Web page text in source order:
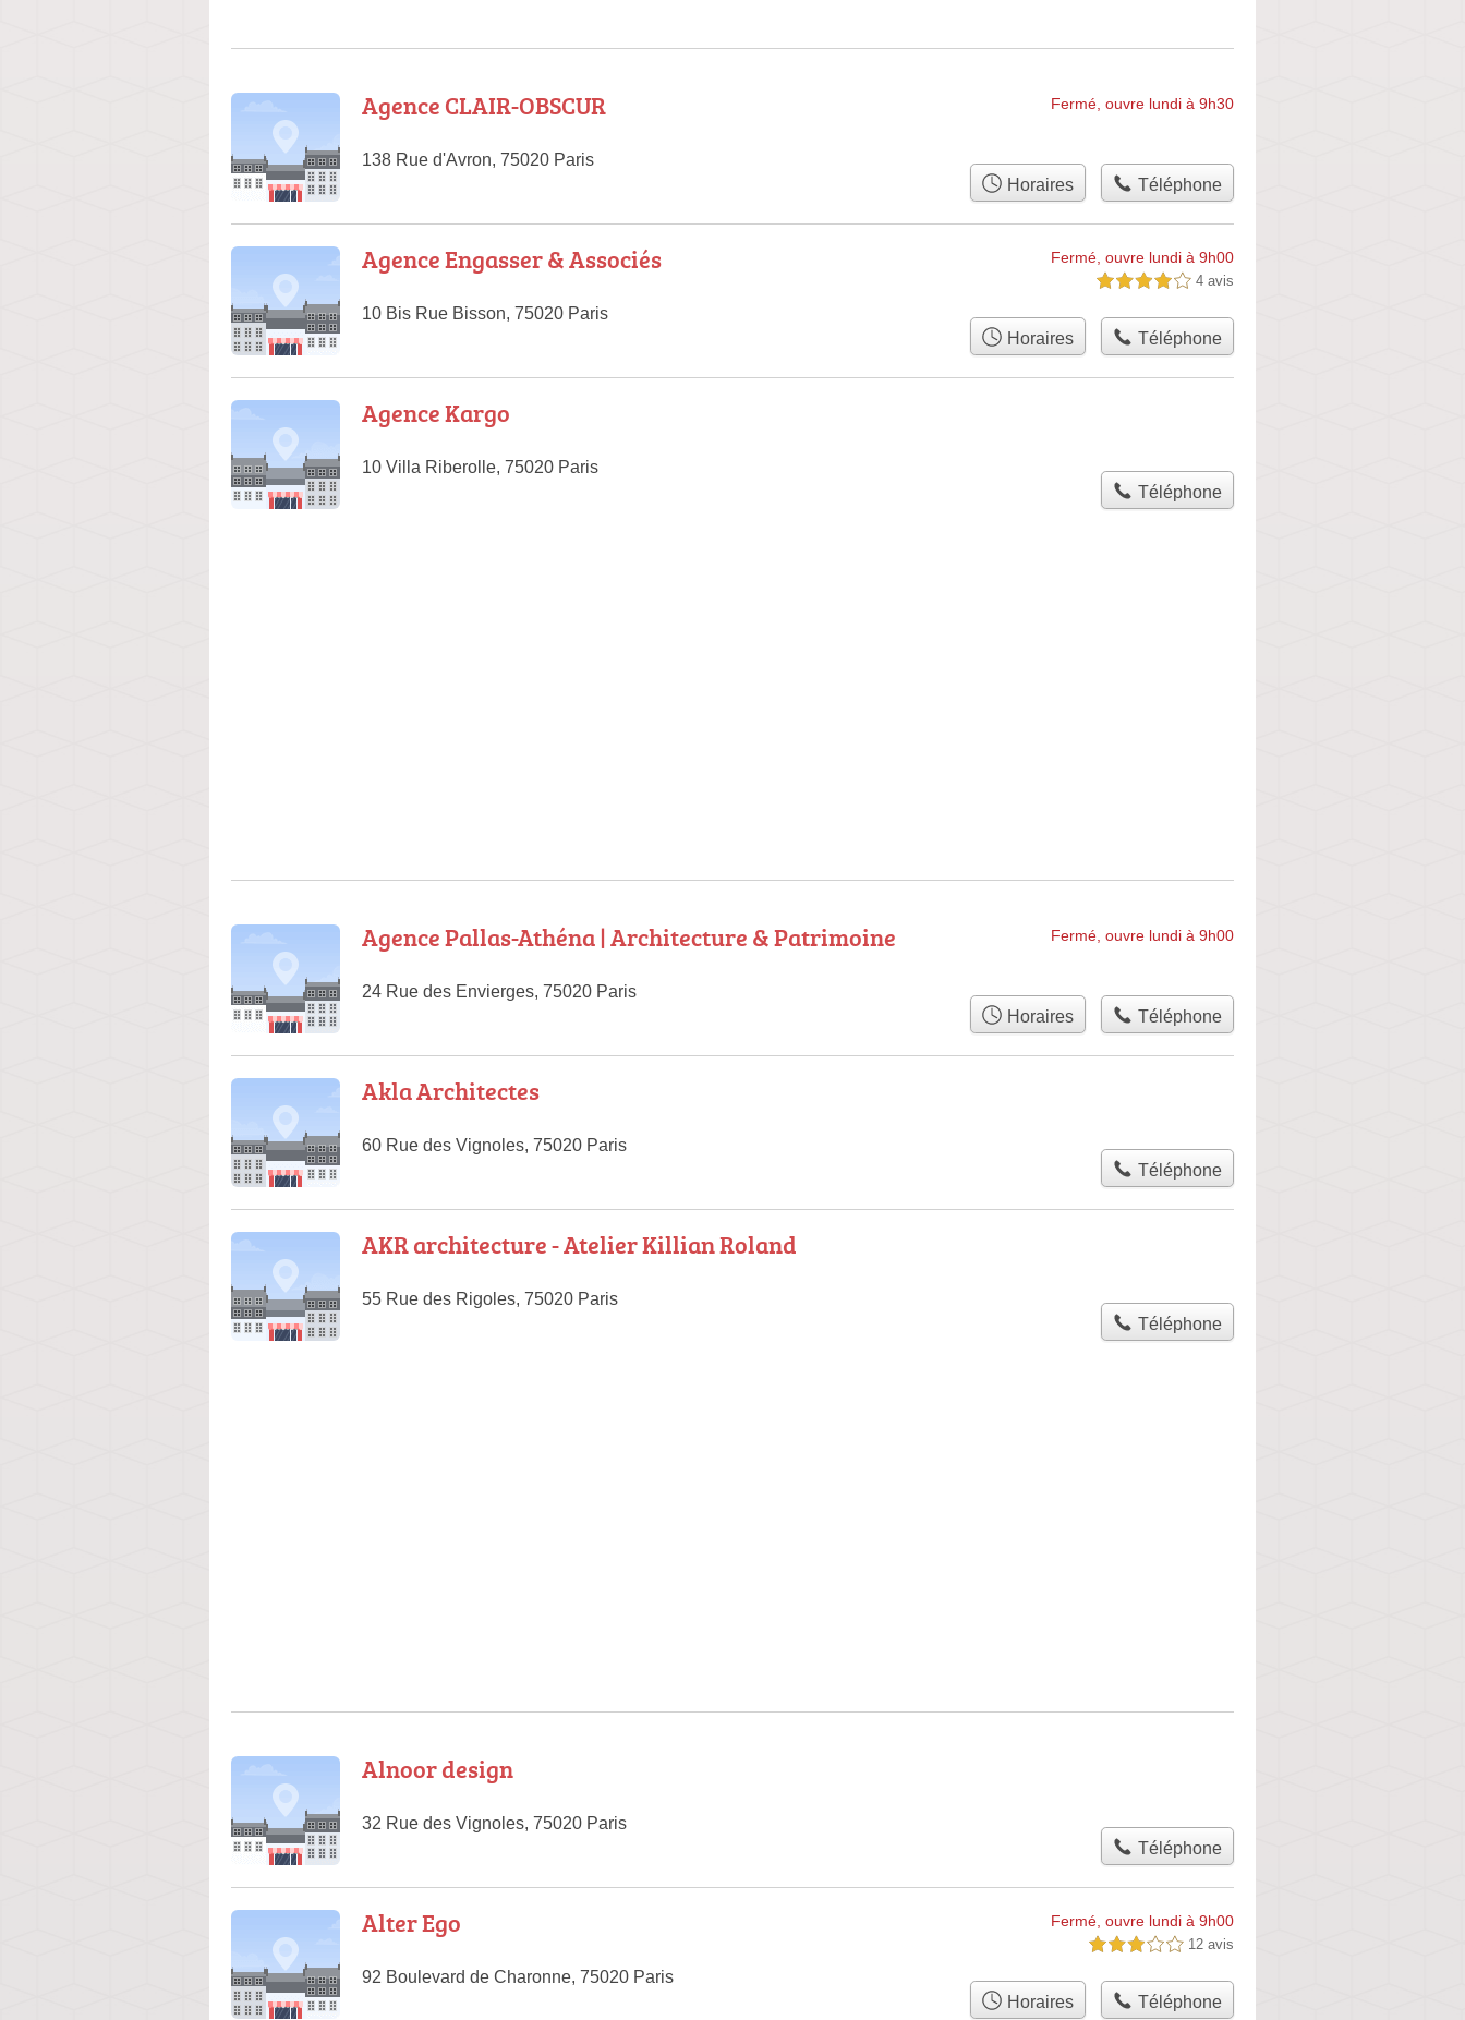
Agence CLAIR-OBSCUR
138 Rue d'Avron, 75020 Paris
Fermé, ouvre lundi à 9h30
Horaires Téléphone
Agence Engasser & Associés
10 Bis Rue Bisson, 75020 Paris
Fermé, ouvre lundi à 9h00
4,0 étoiles sur 5 4 avis
Horaires Téléphone
Agence Kargo
10 Villa Riberolle, 75020 Paris
Téléphone
Agence Pallas-Athéna | Architecture & Patrimoine
24 Rue des Envierges, 75020 Paris
Fermé, ouvre lundi à 9h00
Horaires Téléphone
Akla Architectes
60 Rue des Vignoles, 75020 Paris
Téléphone
AKR architecture - Atelier Killian Roland
55 Rue des Rigoles, 75020 Paris
Téléphone
Alnoor design
32 Rue des Vignoles, 75020 Paris
Téléphone
Alter Ego
92 Boulevard de Charonne, 75020 Paris
Fermé, ouvre lundi à 9h00
3,0 étoiles sur 5 12 avis
Horaires Téléphone